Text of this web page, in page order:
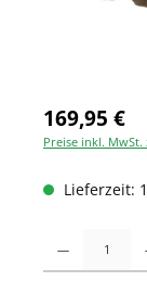
169,95 €
Preise inkl. MwSt.
Lieferzeit:
Produkt Anzahl: